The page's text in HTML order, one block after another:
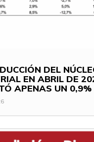
DEL
EN ABRIL DE
APENAS UN 0,9%